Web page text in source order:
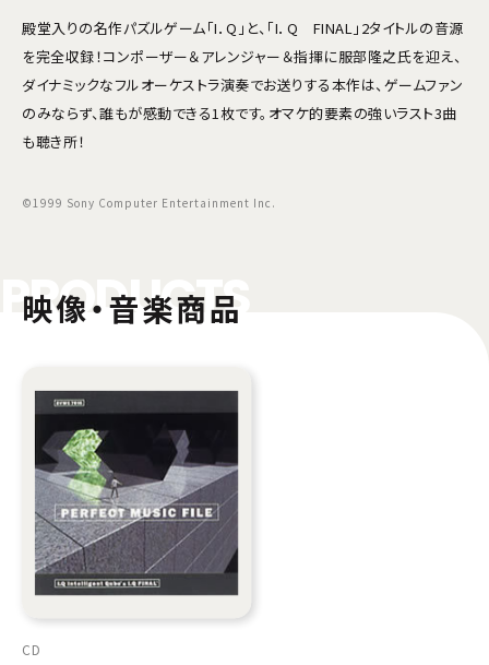
殿堂入りの名作パズルゲーム「I．Q」と、「I．Q FINAL」2タイトルの音源
を完全収録！コンポーザー＆アレンジャー＆指揮に服部隆之氏を迎え、
ダイナミックなフルオーケストラ演奏でお送りする本作は、ゲームファン
のみならず、誰もが感動できる1枚です。オマケ的要素の強いラスト3曲
も聴き所！
©1999 Sony Computer Entertainment Inc.
PRODUCTS
映像・音楽商品
CD